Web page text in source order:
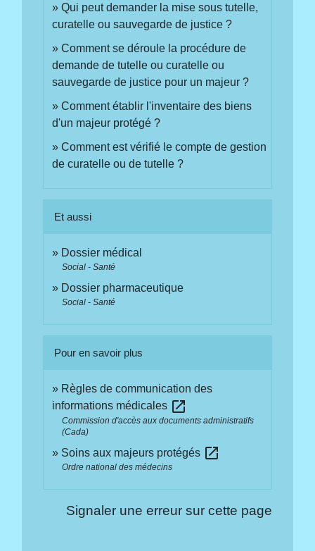
Qui peut demander la mise sous tutelle,
curatelle ou sauvegarde de justice ?
Comment se déroule la procédure de
demande de tutelle ou curatelle ou
sauvegarde de justice pour un majeur ?
Comment établir l'inventaire des biens
d'un majeur protégé ?
Comment est vérifié le compte de gestion
de curatelle ou de tutelle ?
Et aussi
Dossier médical
Social - Santé
Dossier pharmaceutique
Social - Santé
Pour en savoir plus
Règles de communication des
informations médicales open_in_new
Commission d'accès aux documents administratifs
(Cada)
Soins aux majeurs protégés open_in_new
Ordre national des médecins
Signaler une erreur sur cette page